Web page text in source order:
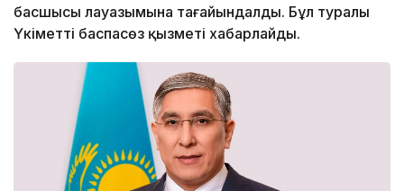
басшысы лауазымына тағайындалды. Бұл туралы
Үкіметтің баспасөз қызметі хабарлайды.